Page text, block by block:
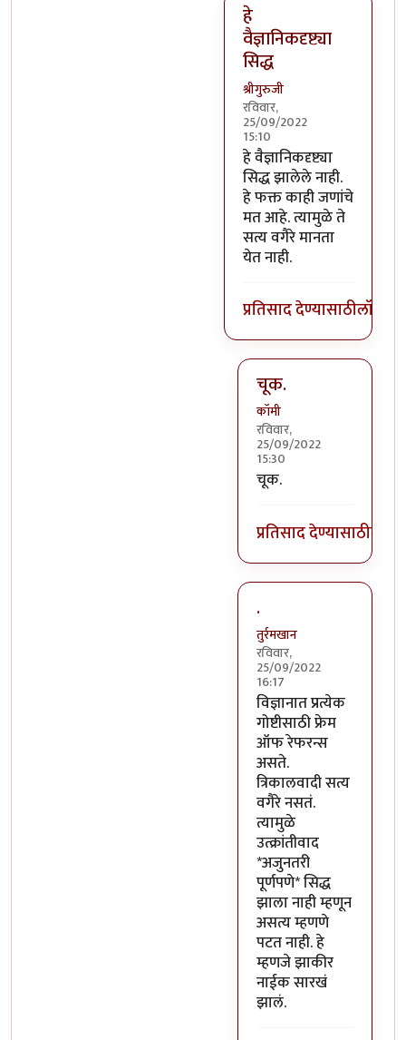
हे
वैज्ञानिकदृष्ट्या
सिद्ध
श्रीगुरुजी
रविवार,
25/09/2022
15:10
In reply toमाणसाची
हे वैज्ञानिकदृष्ट्या
सिद्ध झालेले नाही.
हे फक्त काही जणांचे
मत आहे. त्यामुळे ते
सत्य वगैरे मानता
येत नाही.
प्रतिसाद देण्यासाठीलॉग
चूक.
कॉमी
रविवार,
25/09/2022
15:30
In reply to
चूक.
प्रतिसाद देण्यासाठीलॉग
.
तुर्रमखान
रविवार,
25/09/2022
16:17
In reply toहे
विज्ञानात प्रत्येक
गोष्टीसाठी फ्रेम
ऑफ रेफरन्स
असते.
त्रिकालवादी सत्य
वगैरे नसतं.
त्यामुळे
उत्क्रांतीवाद
*अजुनतरी
पूर्णपणे* सिद्ध
झाला नाही म्हणून
असत्य म्हणणे
पटत नाही. हे
म्हणजे झाकीर
नाईक सारखं
झालं.